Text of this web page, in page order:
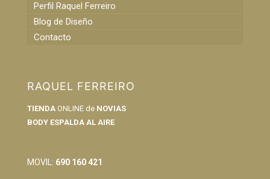
Perfil Raquel Ferreiro
Blog de Diseño
Contacto
RAQUEL FERREIRO
TIENDA ONLINE de NOVIAS
BODY ESPALDA AL AIRE
MOVIL: 690 160 421